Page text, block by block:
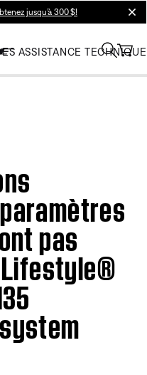
jusqu’à 300 $!
ASSISTANCE TECHNIQUE
pas